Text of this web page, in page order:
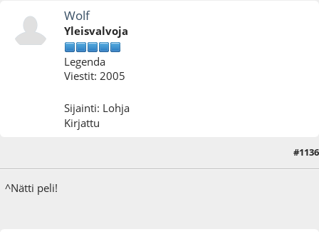
Wolf
Yleisvalvoja
Legenda
Viestit: 2005
Sijainti: Lohja
Kirjattu
#1136
^Nätti peli!